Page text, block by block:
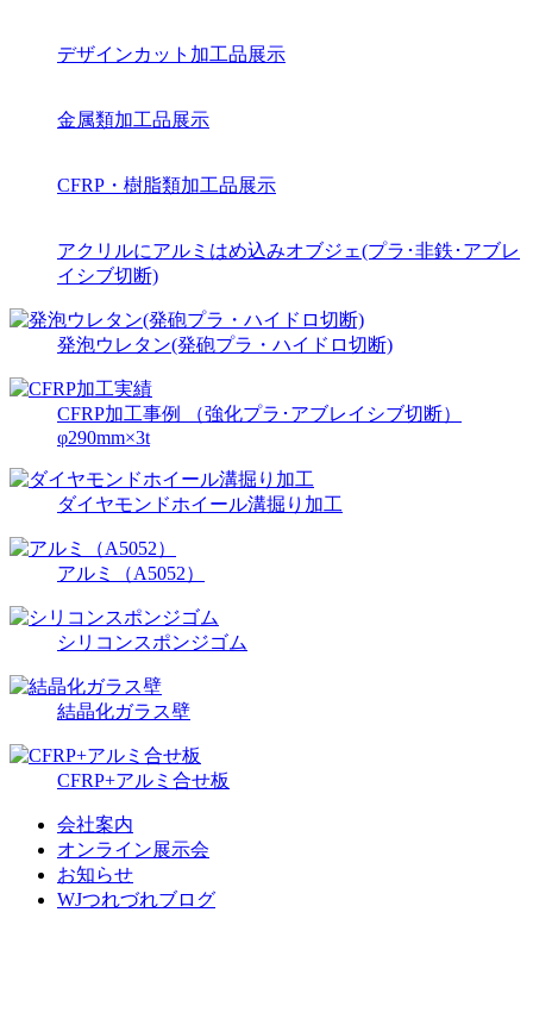
デザインカット加工品展示
金属類加工品展示
CFRP・樹脂類加工品展示
アクリルにアルミはめ込みオブジェ(プラ･非鉄･アブレ
イシブ切断)
発泡ウレタン(発砲プラ・ハイドロ切断)
CFRP加工事例 （強化プラ･アブレイシブ切断）
φ290mm×3t
ダイヤモンドホイール溝掘り加工
アルミ（A5052）
シリコンスポンジゴム
結晶化ガラス壁
CFRP+アルミ合せ板
会社案内
オンライン展示会
お知らせ
WJつれづれブログ